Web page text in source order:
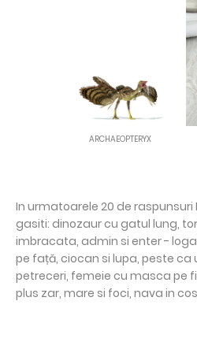
ARCHAEOPTERYX
In urmatoarele 20 de raspunsuri
gasiti: dinozaur cu gatul lung,
imbracata, admin si enter -
pe față, ciocan si lupa, peste ca
petreceri, femeie cu masca pe
plus zar, mare si foci, nava in